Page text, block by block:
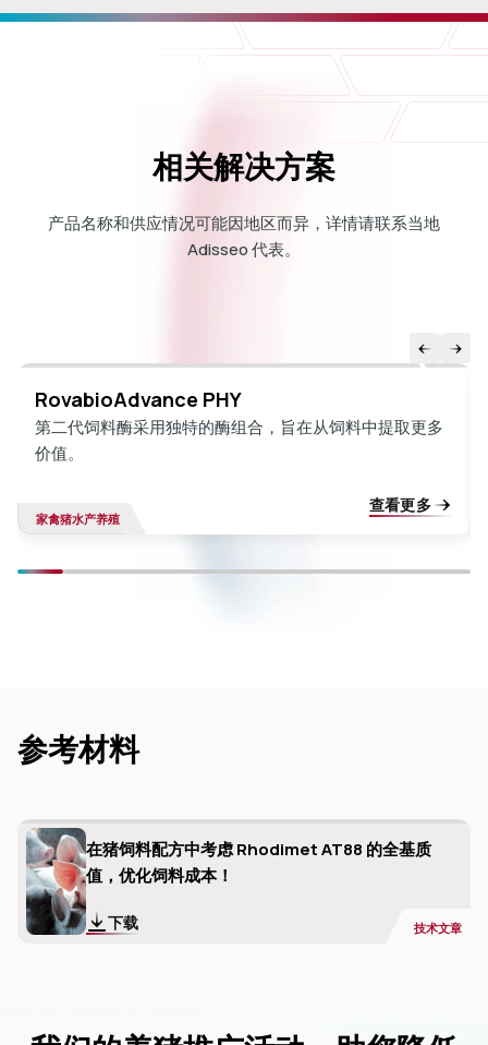
相关解决方案
产品名称和供应情况可能因地区而异，详情请联系当地
Adisseo 代表。
RovabioAdvance PHY
第二代饲料酶采用独特的酶组合，旨在从饲料中提取更多
价值。
查看更多
家禽猪水产养殖
参考材料
在猪饲料配方中考虑 Rhodimet AT88 的全基质
值，优化饲料成本！
下载 技术文章